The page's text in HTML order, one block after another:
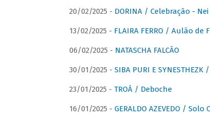
20/02/2025 - DORINA / Celebração -
13/02/2025 - FLAIRA FERRO / Aulão de
06/02/2025 - NATASCHA FALCÃO
30/01/2025 - SIBA PURI E
23/01/2025 - TROÁ / Deboche
16/01/2025 - GERALDO AZEVEDO / Solo